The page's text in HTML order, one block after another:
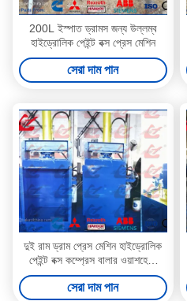
200L ইস্পাত ড্রামস জন্য উল্লম্ব
হাইড্রোলিক পেইন্ট বক্স প্রেস মেশিন
সেরা দাম পান
দুই রাম ড্রাম প্রেস মেশিন হাইড্রোলিক
পেইন্ট বক্স কম্প্রেস বালার ওয়াশহেডা
Y82-25
সেরা দাম পান